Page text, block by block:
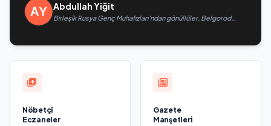
Abdullah Yiğit
Birleşik Rusya Genç Muhafızları’ndan gönüllüler, Belgorod
Nöbetçi
Eczaneler
Gazete
Manşetleri